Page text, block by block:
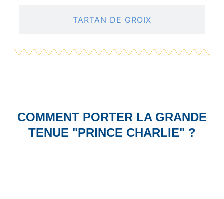
TARTAN DE GROIX
COMMENT PORTER LA GRANDE
TENUE "PRINCE CHARLIE" ?